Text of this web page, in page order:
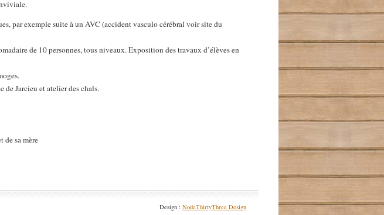
par exemple suite à un AVC (accident vasculo cérébral voir site du
de 10 personnes, tous niveaux. Exposition des travaux d’élèves en
Jarcieu et atelier des chals.
de sa mère
Design :NodeThirtyThree Design